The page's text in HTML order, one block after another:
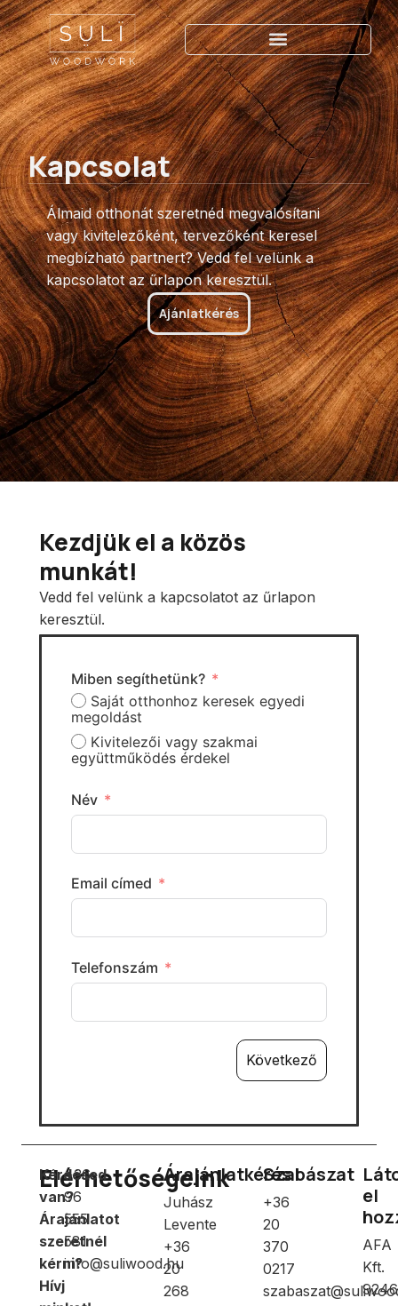
Kapcsolat
Kapcsolat
Álmaid otthonát szeretnéd megvalósítani
vagy kivitelezőként, tervezőként keresel
megbízható partnert? Vedd fel velünk a
kapcsolatot az űrlapon keresztül.
Ajánlatkérés
Kezdjük el a közös
munkát!
Vedd fel velünk a kapcsolatot az űrlapon
keresztül.
Miben segíthetünk?
Saját otthonhoz keresek egyedi
megoldást
Kivitelezői vagy szakmai
együttműködés érdekel
Név
Email címed
Telefonszám
Következő
Elérhetőségeink
Kérdésed
van?
Árajánlatot
szeretnél
kérni?
Hívj
+36
96
555
581
info@suliwood.hu
Árajánlatkérés
Juhász
Levente
+36
20
268
Szabászat
+36
20
370
0217
el
AFA
Kft.
9246